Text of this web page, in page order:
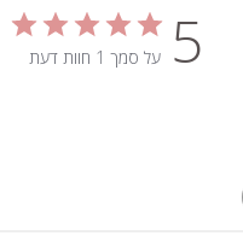
5 על סמך 1 חוות דעת